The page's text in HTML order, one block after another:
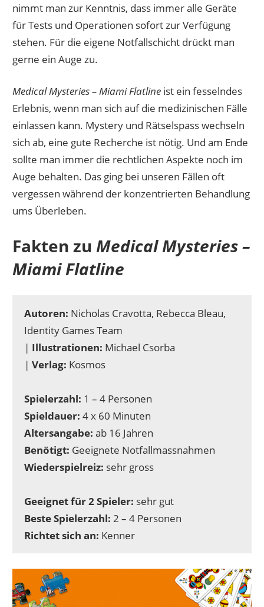
nimmt man zur Kenntnis, dass immer alle Geräte
für Tests und Operationen sofort zur Verfügung
stehen. Für die eigene Notfallschicht drückt man
gerne ein Auge zu.
Medical Mysteries – Miami Flatline ist ein fesselndes
Erlebnis, wenn man sich auf die medizinischen Fälle
einlassen kann. Mystery und Rätselspass wechseln
sich ab, eine gute Recherche ist nötig. Und am Ende
sollte man immer die rechtlichen Aspekte noch im
Auge behalten. Das ging bei unseren Fällen oft
vergessen während der konzentrierten Behandlung
ums Überleben.
Fakten zu Medical Mysteries –
Miami Flatline
Autoren: Nicholas Cravotta, Rebecca Bleau,
Identity Games Team
| Illustrationen: Michael Csorba
|Verlag: Kosmos
Spielerzahl: 1 – 4 Personen
Spieldauer: 4 x 60 Minuten
Altersangabe: ab 16 Jahren
Benötigt: Geeignete Notfallmassnahmen
Wiederspielreiz: sehr gross
Geeignet für 2 Spieler: sehr gut
Beste Spielerzahl: 2 – 4 Personen
Richtet sich an: Kenner